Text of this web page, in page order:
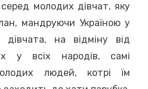
молодих дівчат, яку
мандруючи Україною у
дівчата, на відміну від
у всіх народів, самі
людей, котрі їм